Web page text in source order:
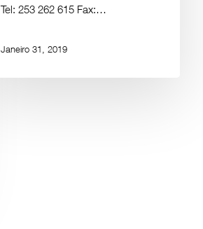
Tel: 253 262 615 Fax:…
Janeiro 31, 2019